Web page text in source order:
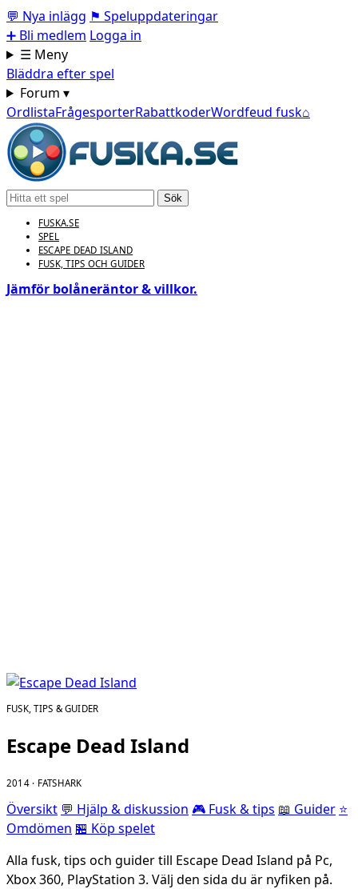
💬 Nya inlägg ⚑ Speluppdateringar
➕ Bli medlem Logga in
☰ Meny
Bläddra efter spel
Forum ▾
OrdlistaFrågesporterRabattkoderWordfeud fusk⌂
Sök
FUSKA.SE
SPEL
ESCAPE DEAD ISLAND
FUSK, TIPS OCH GUIDER
Jämför bolåneräntor & villkor.
FUSK, TIPS & GUIDER
Escape Dead Island
2014 · FATSHARK
Översikt 💬 Hjälp & diskussion 🎮 Fusk & tips 📖 Guider ⭐
Omdömen 🏪 Köp spelet
Alla fusk, tips och guider till Escape Dead Island på Pc,
Xbox 360, PlayStation 3. Välj den sida du är nyfiken på.